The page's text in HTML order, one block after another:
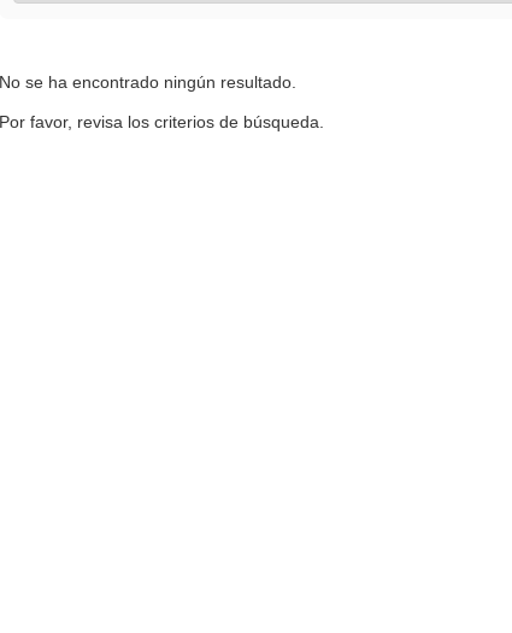
No se ha encontrado ningún resultado.
Por favor, revisa los criterios de búsqueda.